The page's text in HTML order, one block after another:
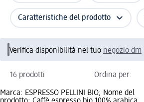
Caratteristiche del prodotto
Verifica disponibilità nel tuo negozio dm
16 prodotti Ordina per:
Marca: ESPRESSO PELLINI BIO; Nome del